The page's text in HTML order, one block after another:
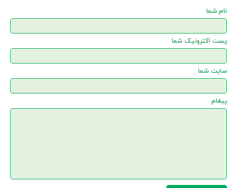
نام شما
پست اکترونیک شما
سایت شما
پیغام